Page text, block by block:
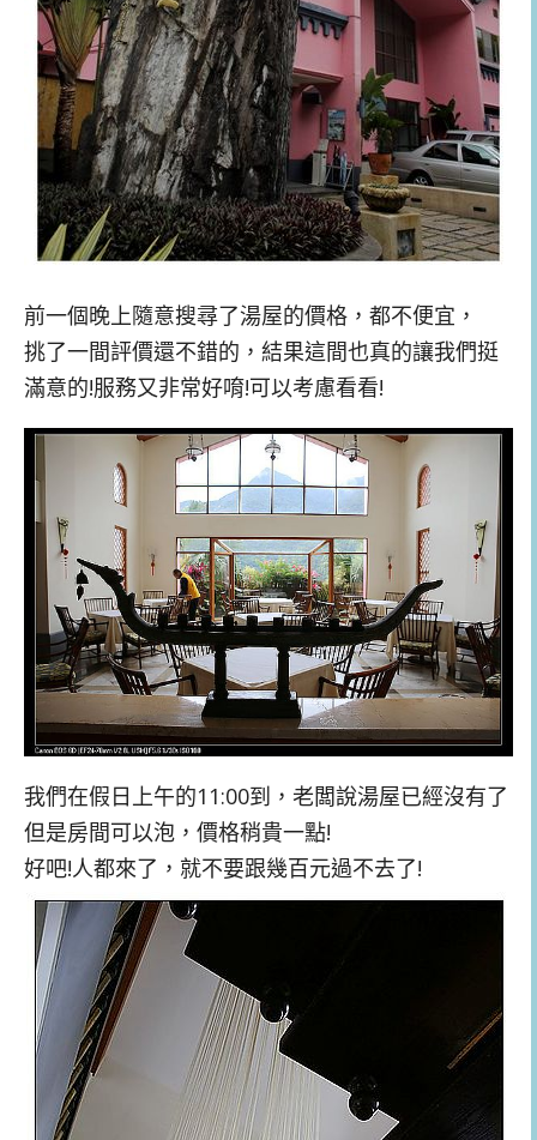
前一個晚上隨意搜尋了湯屋的價格，都不便宜，
挑了一間評價還不錯的，結果這間也真的讓我們挺
滿意的!服務又非常好唷!可以考慮看看!
我們在假日上午的11:00到，老闆說湯屋已經沒有了
但是房間可以泡，價格稍貴一點!
好吧!人都來了，就不要跟幾百元過不去了!